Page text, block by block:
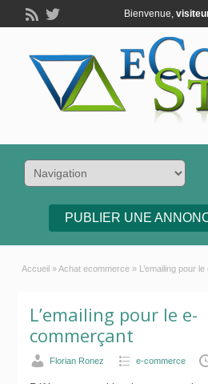
Bienvenue,
PUBLIER UNE
Accueil » Achat ecommerce » L’emailing pour
L’emailing pour le e-
commerçant
Florian Ronez e-commerce